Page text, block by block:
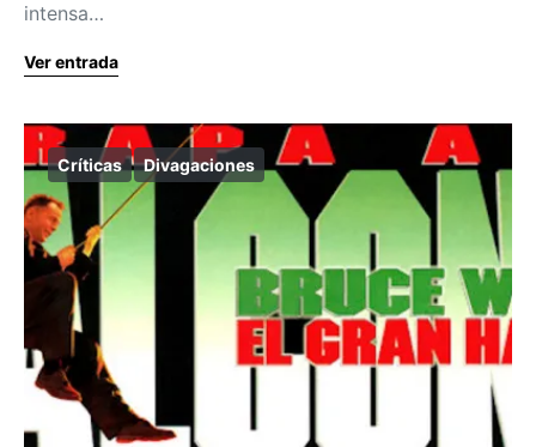
intensa…
Ver entrada
Críticas Divagaciones